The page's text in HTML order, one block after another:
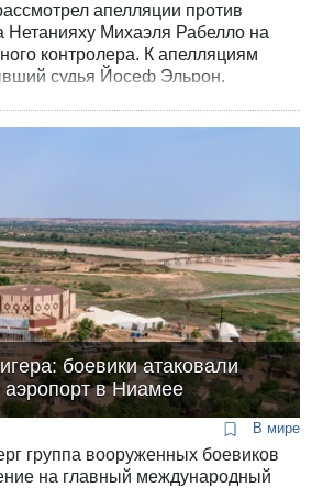
апелляции против
Нетанияху Михаэля Рабелло на
контролера. К апелляциям
судья Йосеф Эльрон,
боевики атаковали
в Ниамее
В мире
группа вооруженных боевиков
на главный международный